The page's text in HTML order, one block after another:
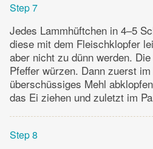
Step 7
Jedes Lammhüftchen in 4–5
diese mit dem Fleischklopfer
aber nicht zu dünn werden.
Pfeffer würzen. Dann zuerst
überschüssiges Mehl
das Ei ziehen und zuletzt im
Step 8